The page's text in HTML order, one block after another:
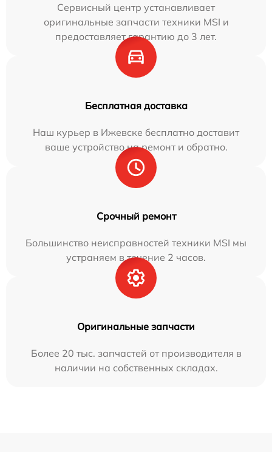
Сервисный центр устанавливает
оригинальные запчасти техники MSI и
предоставляет гарантию до 3 лет.
Бесплатная доставка
Наш курьер в Ижевске бесплатно доставит
ваше устройство на ремонт и обратно.
Срочный ремонт
Большинство неисправностей техники MSI мы
устраняем в течение 2 часов.
Оригинальные запчасти
Более 20 тыс. запчастей от производителя в
наличии на собственных складах.